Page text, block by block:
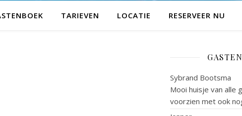
TARIEVEN LOCATIE RESERVEER NU
Sybrand Bootsma
Mooi huisje van alle
voorzien met ook